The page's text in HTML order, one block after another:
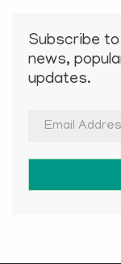
Subscribe
news,
updates.